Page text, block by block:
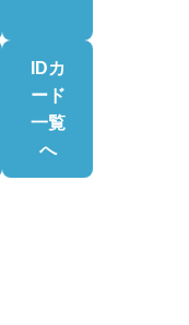
IDカ
ード
一覧
へ